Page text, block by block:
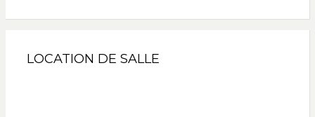
LOCATION DE SALLE